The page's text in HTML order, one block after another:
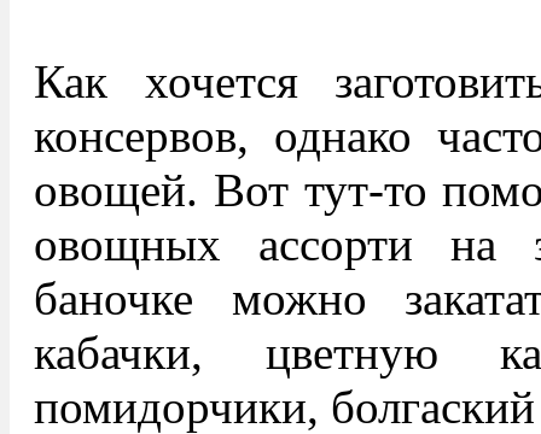
Как хочется
консервов, однако
овощей. Вот тут-то
овощных ассорти на
баночке можно
кабачки, цветную
помидорчики,